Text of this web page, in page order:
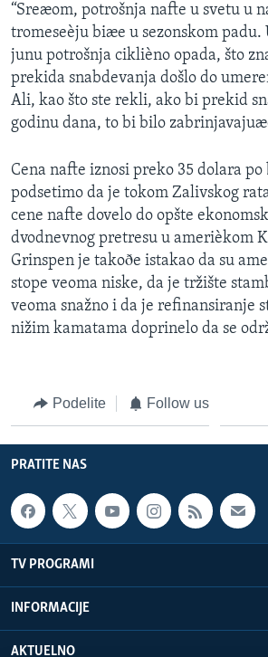
“Sreæom, potrošnja nafte u svetu u
tromeseèju biæe u sezonskom
junu potrošnja ciklièno opada, što
prekida snabdevanja došlo do
Ali, kao što ste rekli, ako bi prekid
godinu dana, to bi bilo
Cena nafte iznosi preko 35 dolara po
podsetimo da je tokom Zalivskog
cene nafte dovelo do opšte
dvodnevnog pretresu u amerièkom
Grinspen je takoðe istakao da su
stope veoma niske, da je tržište
veoma snažno i da je refinansiranje
nižim kamatama doprinelo da se
Podelite Follow us
PRATITE NAS
TV PROGRAMI
INFORMACIJE
AKTUELNO